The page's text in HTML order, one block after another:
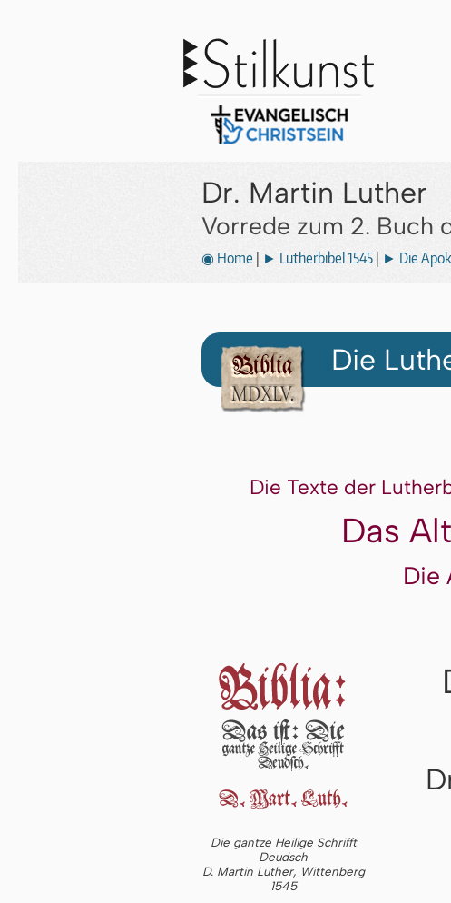
Dr. Martin Luther
Vorrede zum 2. Buch
◉ Home ► Lutherbibel 1545 ► Die
Die
Die Texte der
Das
Die
Die gantze Heilige Schrifft
Deudsch
D. Martin Luther, Wittenberg
1545